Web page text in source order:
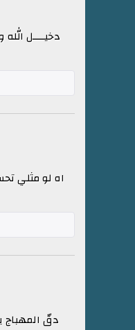
دخيــــل
اه لو مثلي
دقّ المهباج